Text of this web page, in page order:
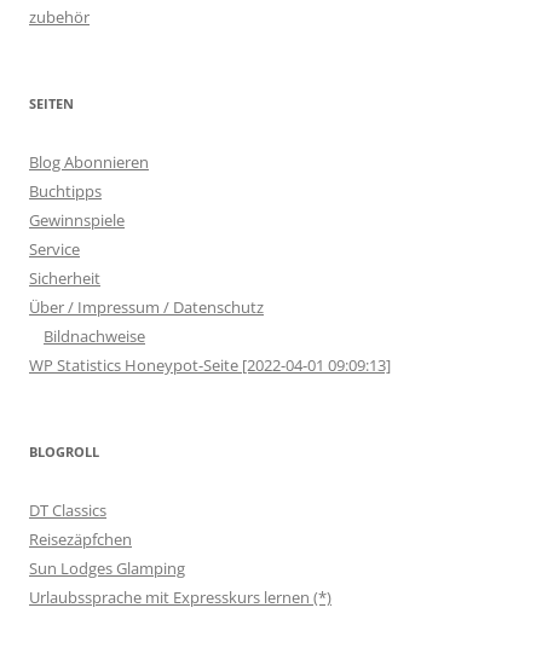
zubehör
SEITEN
Blog Abonnieren
Buchtipps
Gewinnspiele
Service
Sicherheit
Über / Impressum / Datenschutz
Bildnachweise
WP Statistics Honeypot-Seite [2022-04-01 09:09:13]
BLOGROLL
DT Classics
Reisezäpfchen
Sun Lodges Glamping
Urlaubssprache mit Expresskurs lernen (*)